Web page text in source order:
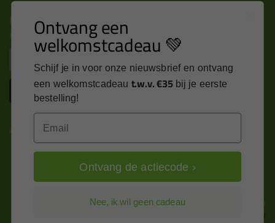
Nieuws, tips en exclusieve deals rechtstreeks in je
inbox
Inschrijven
Kitcentrum is trots op:
Alle prijzen zijn in EURO en excl. 21% BTW
wijzig naar incl. BTW
Ontvang een
welkomstcadeau 💚
Schijf je in voor onze nieuwsbrief en ontvang
een welkomstcadeau t.w.v. €35 bij je eerste
bestelling!
Email
Ontvang de actiecode ›
Nee, ik wil geen cadeau